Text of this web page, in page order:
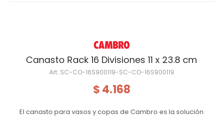
Canasto Rack 16 Divisiones 11 x 23.8 cm
SC-CO-16S900119-SC-CO-16S900119
$ 4.168
El canasto para vasos y copas de Cambro es la solución